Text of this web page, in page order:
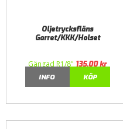
Oljetrycksfläns
Garret/KKK/Holset
Gängad R1/8" 135,00kr
INFO
KÖP